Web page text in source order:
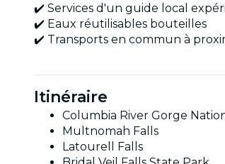
✔️ Services d'un guide local
✔️ Eaux réutilisables bouteilles
✔️ Transports en commun à
Itinéraire
Columbia River Gorge
Multnomah Falls
Latourell Falls